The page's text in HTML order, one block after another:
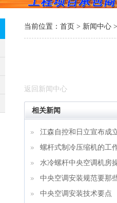
当前位置： 首页 > 新闻中心
返回新闻中心
相关新闻
江森自控和日立宣布成
螺杆式制冷压缩机的工
水冷螺杆中央空调机房
中央空调安装规范要那
中央空调安装技术要点